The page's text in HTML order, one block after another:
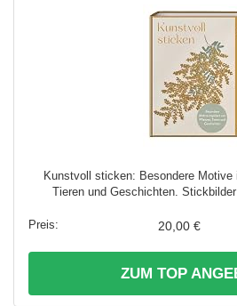
Kunstvoll sticken: Besondere Motive
Tieren und Geschichten.
20,00 €
ZUM TOP